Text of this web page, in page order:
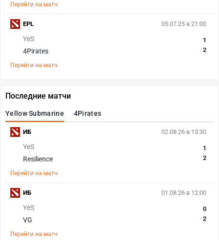
Перейти на матч
05.07.25 в 21:00
YeS
4Pirates
1
2
Перейти на матч
EPL
Последние матчи
Yellow Submarine 4Pirates
02.08.26 в 13:30
YeS
Resilience
1
2
Перейти на матч
ИБ
01.08.26 в 12:00
YeS
VG
0
2
Перейти на матч
ИБ